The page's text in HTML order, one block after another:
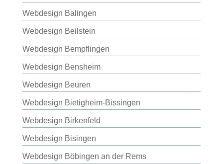
Webdesign Balingen
Webdesign Beilstein
Webdesign Bempflingen
Webdesign Bensheim
Webdesign Beuren
Webdesign Bietigheim-Bissingen
Webdesign Birkenfeld
Webdesign Bisingen
Webdesign Böbingen an der Rems